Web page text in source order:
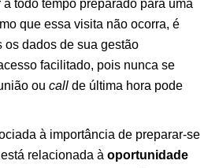
todo tempo preparado para uma
que essa visita não ocorra, é
os dados de sua gestão
facilitado, pois nunca se
ou call de última hora pode
à importância de preparar-se
relacionada à oportunidade